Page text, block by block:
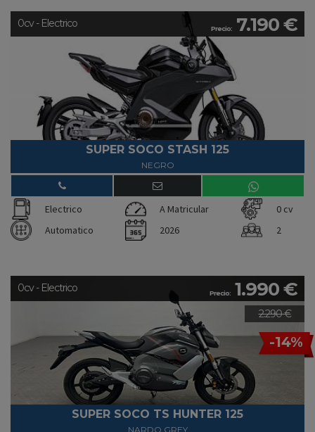
Precio: 7.190 €
0cv - Electrico
SUPER SOCO STASH 125
NEGRO
Electrico A Matricular
0 cv
Automatico
2026 2
Precio: 1.990 €
2.290 €
-14%
0cv - Electrico
SUPER SOCO TS HUNTER 125
NARDO GREY